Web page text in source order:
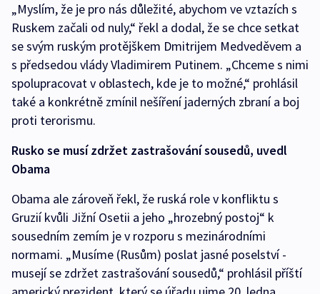
„Myslím, že je pro nás důležité, abychom ve vztazích s
Ruskem začali od nuly,“ řekl a dodal, že se chce setkat
se svým ruským protějškem Dmitrijem Medveděvem a
s předsedou vlády Vladimirem Putinem. „Chceme s nimi
spolupracovat v oblastech, kde je to možné,“ prohlásil
také a konkrétně zmínil nešíření jaderných zbraní a boj
proti terorismu.
Rusko se musí zdržet zastrašování sousedů, uvedl
Obama
Obama ale zároveň řekl, že ruská role v konfliktu s
Gruzií kvůli Jižní Osetii a jeho „hrozebný postoj“ k
sousedním zemím je v rozporu s mezinárodními
normami. „Musíme (Rusům) poslat jasné poselství -
musejí se zdržet zastrašování sousedů,“ prohlásil příští